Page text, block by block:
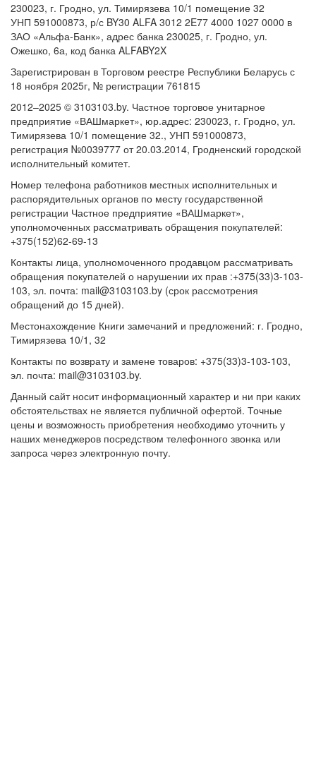
230023, г. Гродно, ул. Тимирязева 10/1 помещение 32
УНП 591000873, р/с BY30 ALFA 3012 2E77 4000 1027 0000 в
ЗАО «Альфа-Банк», адрес банка 230025, г. Гродно, ул.
Ожешко, 6а, код банка ALFABY2X
Зарегистрирован в Торговом реестре Республики Беларусь с
18 ноября 2025г, № регистрации 761815
2012–2025 © 3103103.by. Частное торговое унитарное
предприятие «ВАШмаркет», юр.адрес: 230023, г. Гродно, ул.
Тимирязева 10/1 помещение 32., УНП 591000873,
регистрация №0039777 от 20.03.2014, Гродненский городской
исполнительный комитет.
Номер телефона работников местных исполнительных и
распорядительных органов по месту государственной
регистрации Частное предприятие «ВАШмаркет»,
уполномоченных рассматривать обращения покупателей:
+375(152)62-69-13
Контакты лица, уполномоченного продавцом рассматривать
обращения покупателей о нарушении их прав :+375(33)3-103-
103, эл. почта: mail@3103103.by (срок рассмотрения
обращений до 15 дней).
Местонахождение Книги замечаний и предложений: г. Гродно,
Тимирязева 10/1, 32
Контакты по возврату и замене товаров: +375(33)3-103-103,
эл. почта: mail@3103103.by.
Данный сайт носит информационный характер и ни при каких
обстоятельствах не является публичной офертой. Точные
цены и возможность приобретения необходимо уточнить у
наших менеджеров посредством телефонного звонка или
запроса через электронную почту.